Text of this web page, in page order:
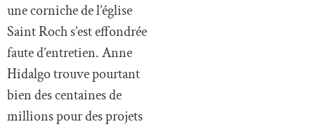
une corniche de l’église
Saint Roch s’est effondrée
faute d’entretien. Anne
Hidalgo trouve pourtant
bien des centaines de
millions pour des projets